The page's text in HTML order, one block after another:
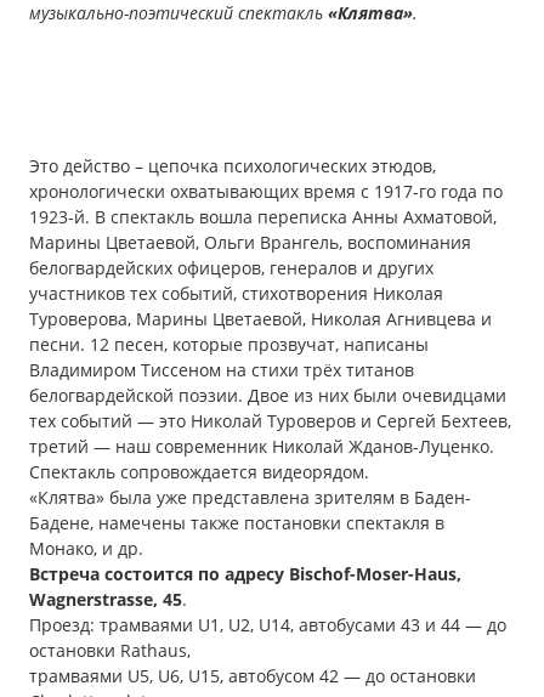
музыкально-поэтический спектакль «Клятва».
Это действо – цепочка психологических этюдов,
хронологически охватывающих время с 1917-го года по
1923-й. В спектакль вошла переписка Анны Ахматовой,
Марины Цветаевой, Ольги Врангель, воспоминания
белогвардейских офицеров, генералов и других
участников тех событий, стихотворения Николая
Туроверова, Марины Цветаевой, Николая Агнивцева и
песни. 12 песен, которые прозвучат, написаны
Владимиром Тиссеном на стихи трёх титанов
белогвардейской поэзии. Двое из них были очевидцами
тех событий — это Николай Туроверов и Сергей Бехтеев,
третий — наш современник Николай Жданов-Луценко.
Спектакль сопровождается видеорядом.
«Клятва» была уже представлена зрителям в Баден-
Бадене, намечены также постановки спектакля в
Монако, и др.
Встреча состоится по адресу Bischof-Moser-Haus,
Wagnerstrasse, 45.
Проезд: трамваями U1, U2, U14, автобусами 43 и 44 — до
остановки Rathaus,
трамваями U5, U6, U15, автобусом 42 — до остановки